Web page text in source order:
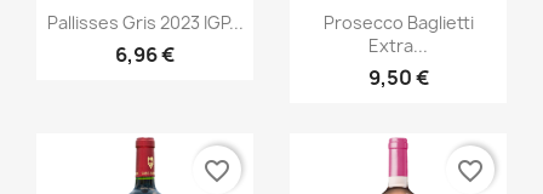
Aperçu rapide
Pallisses Gris 2023 IGP...
6,96 €
Aperçu rapide
Prosecco Baglietti
Extra...
9,50 €
favorite_border favorite_border